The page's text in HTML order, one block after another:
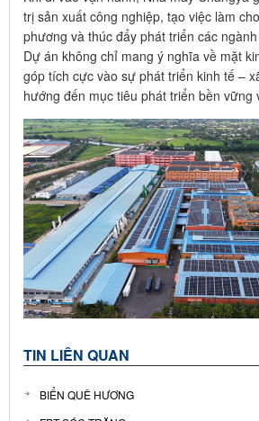
trị sản xuất công nghiệp, tạo việc làm
phương và thúc đẩy phát triển các
Dự án không chỉ mang ý nghĩa về mặt
góp tích cực vào sự phát triển kinh tế –
hướng đến mục tiêu phát triển bền vững
TIN LIÊN QUAN
BIỂN QUÊ HƯƠNG